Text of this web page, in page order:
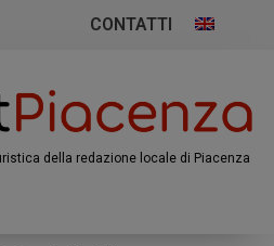
CONTATTI
della redazione locale di Piacenza